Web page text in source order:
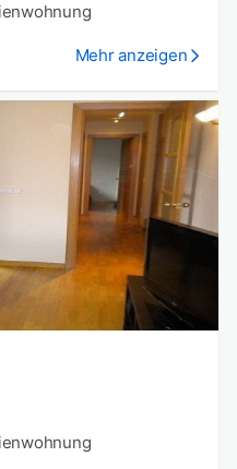
Mehr anzeigen